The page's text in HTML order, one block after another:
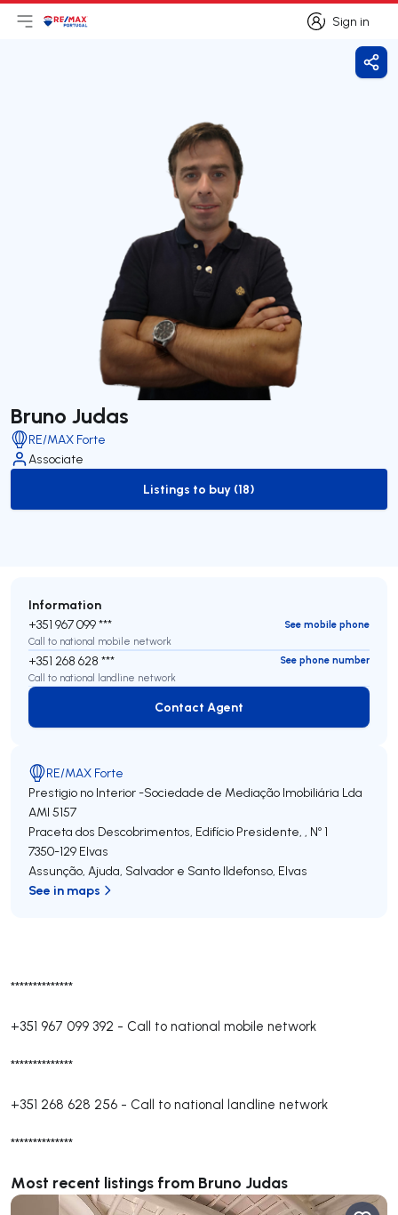
Sign in
Sign in
Open main menu
LogoGo to homepage
Bruno Judas
RE/MAX Forte
Associate
to-buy-listing
Listings to buy (18)
**************
+351 967 099 392 - Call to national mobile network
**************
+351 268 628 256 - Call to national landline network
**************
Most recent listings from Bruno Judas
Information
+351 967 099 ***
See mobile phone
Call to national mobile network
+351 268 628 ***
See phone number
Call to national landline network
Contact Agent
Contact Agent
RE/MAX Forte
Prestigio no Interior -Sociedade de Mediação Imobiliária Lda
AMI 5157
Praceta dos Descobrimentos, Edifício Presidente, , Nº 1
7350-129 Elvas
Assunção, Ajuda, Salvador e Santo Ildefonso, Elvas
See in maps